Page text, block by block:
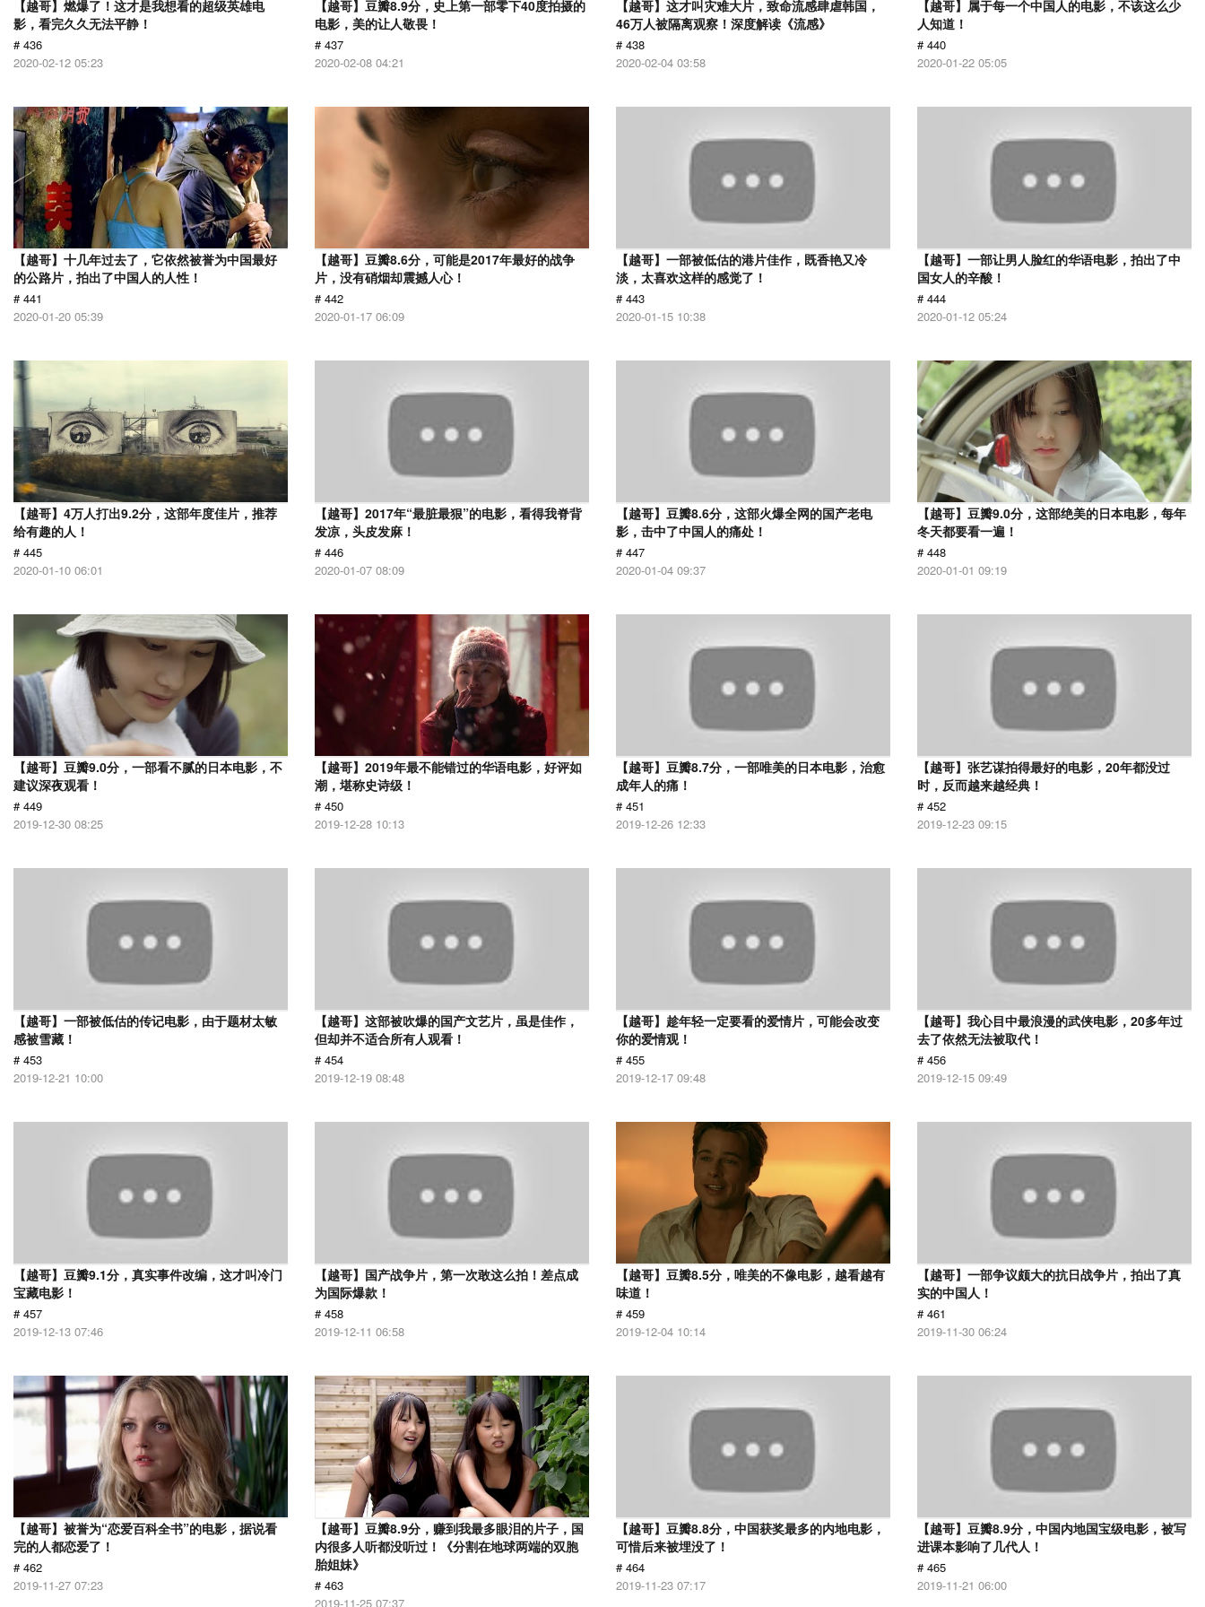
【越哥】燃爆了！这才是我想看的超级英雄电
影，看完久久无法平静！
# 436
2020-02-12 05:23
【越哥】豆瓣8.9分，史上第一部零下40度拍摄的
电影，美的让人敬畏！
# 437
2020-02-08 04:21
【越哥】这才叫灾难大片，致命流感肆虐韩国，
46万人被隔离观察！深度解读《流感》
# 438
2020-02-04 03:58
【越哥】属于每一个中国人的电影，不该这么少
人知道！
# 440
2020-01-22 05:05
【越哥】十几年过去了，它依然被誉为中国最好
的公路片，拍出了中国人的人性！
# 441
2020-01-20 05:39
【越哥】豆瓣8.6分，可能是2017年最好的战争
片，没有硝烟却震撼人心！
# 442
2020-01-17 06:09
【越哥】一部被低估的港片佳作，既香艳又冷
淡，太喜欢这样的感觉了！
# 443
2020-01-15 10:38
【越哥】一部让男人脸红的华语电影，拍出了中
国女人的辛酸！
# 444
2020-01-12 05:24
【越哥】4万人打出9.2分，这部年度佳片，推荐
给有趣的人！
# 445
2020-01-10 06:01
【越哥】2017年“最脏最狠”的电影，看得我脊背
发凉，头皮发麻！
# 446
2020-01-07 08:09
【越哥】豆瓣8.6分，这部火爆全网的国产老电
影，击中了中国人的痛处！
# 447
2020-01-04 09:37
【越哥】豆瓣9.0分，这部绝美的日本电影，每年
冬天都要看一遍！
# 448
2020-01-01 09:19
【越哥】豆瓣9.0分，一部看不腻的日本电影，不
建议深夜观看！
# 449
2019-12-30 08:25
【越哥】2019年最不能错过的华语电影，好评如
潮，堪称史诗级！
# 450
2019-12-28 10:13
【越哥】豆瓣8.7分，一部唯美的日本电影，治愈
成年人的痛！
# 451
2019-12-26 12:33
【越哥】张艺谋拍得最好的电影，20年都没过
时，反而越来越经典！
# 452
2019-12-23 09:15
【越哥】一部被低估的传记电影，由于题材太敏
感被雪藏！
# 453
2019-12-21 10:00
【越哥】这部被吹爆的国产文艺片，虽是佳作，
但却并不适合所有人观看！
# 454
2019-12-19 08:48
【越哥】趁年轻一定要看的爱情片，可能会改变
你的爱情观！
# 455
2019-12-17 09:48
【越哥】我心目中最浪漫的武侠电影，20多年过
去了依然无法被取代！
# 456
2019-12-15 09:49
【越哥】豆瓣9.1分，真实事件改编，这才叫冷门
宝藏电影！
# 457
2019-12-13 07:46
【越哥】国产战争片，第一次敢这么拍！差点成
为国际爆款！
# 458
2019-12-11 06:58
【越哥】豆瓣8.5分，唯美的不像电影，越看越有
味道！
# 459
2019-12-04 10:14
【越哥】一部争议颇大的抗日战争片，拍出了真
实的中国人！
# 461
2019-11-30 06:24
【越哥】被誉为“恋爱百科全书”的电影，据说看
完的人都恋爱了！
# 462
2019-11-27 07:23
【越哥】豆瓣8.9分，赚到我最多眼泪的片子，国
内很多人听都没听过！《分割在地球两端的双胞
胎姐妹》
# 463
2019-11-25 07:37
【越哥】豆瓣8.8分，中国获奖最多的内地电影，
可惜后来被埋没了！
# 464
2019-11-23 07:17
【越哥】豆瓣8.9分，中国内地国宝级电影，被写
进课本影响了几代人！
# 465
2019-11-21 06:00